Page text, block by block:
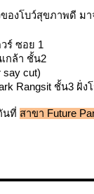
องโบว์สุขภาพดี มา
ร์ ซอย 1
เกล้า ชั้น2
cut)
Rangsit ชั้น3 ฝั่ง
นที่ สาขา Future